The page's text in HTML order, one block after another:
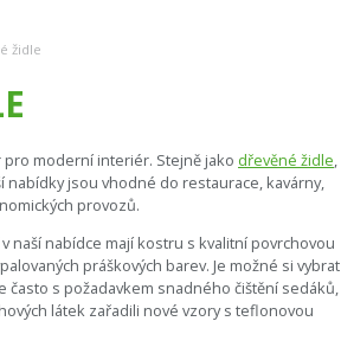
židle
pro moderní interiér. Stejně jako dřevěné židle,
nabídky jsou vhodné do restaurace, kavárny,
provozů.
v naší nabídce mají kostru s kvalitní povrchovou
práškových barev. Je možné si vybrat
často s požadavkem snadného čištění sedáků,
látek zařadili nové vzory s teflonovou